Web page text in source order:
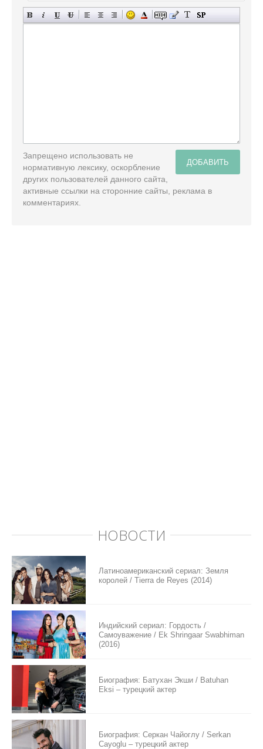
ДОБАВИТЬ
Запрещено использовать не
нормативную лексику, оскорбление
других пользователей данного сайта,
активные ссылки на сторонние сайты, реклама в
комментариях.
НОВОСТИ
Латиноамериканский сериал: Земля
королей / Tierra de Reyes (2014)
Индийский сериал: Гордость /
Самоуважение / Ek Shringaar Swabhiman
(2016)
Биография: Батухан Экши / Batuhan
Eksi – турецкий актер
Биография: Серкан Чайоглу / Serkan
Cayoglu – турецкий актер